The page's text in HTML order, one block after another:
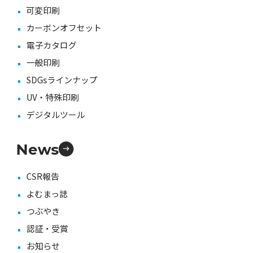
可変印刷
カーボンオフセット
電子カタログ
一般印刷
SDGsラインナップ
UV・特殊印刷
デジタルツール
News
CSR報告
よむまっ誌
つぶやき
認証・受賞
お知らせ